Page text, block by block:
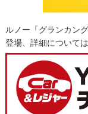
ルノー「グランカン
登場、詳細について